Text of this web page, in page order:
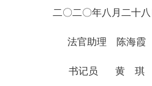
二〇二〇年八月二十八
法官助理 陈海霞
书记员 黄 琪